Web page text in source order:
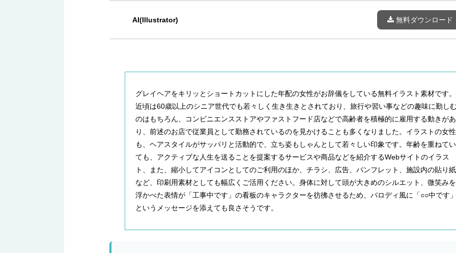
AI(Illustrator) 無料ダウンロード
グレイヘアをキリッとショートカットにした年配の女性がお辞儀をしている無料イラスト素材です。
近頃は60歳以上のシニア世代でも若々しく生き生きとされており、旅行や習い事などの趣味に勤し
のはもちろん、コンビニエンスストアやファストフード店などで高齢者を積極的に雇用する動きがあ
り、前述のお店で従業員として勤務されているのを見かけることも多くなりました。イラストの女性
も、ヘアスタイルがサッパリと活動的で、立ち姿もしゃんとして若々しい印象です。年齢を重ねてい
ても、アクティブな人生を送ることを提案するサービスや商品などを紹介するWebサイトのイラス
ト、また、縮小してアイコンとしてのご利用のほか、チラシ、広告、パンフレット、施設内の貼り紙
など、印刷用素材としても幅広くご活用ください。身体に対して頭が大きめのシルエット、微笑みを
浮かべた表情が「工事中です」の看板のキャラクターを彷彿させるため、パロディ風に「○○中です
というメッセージを添えても良さそうです。